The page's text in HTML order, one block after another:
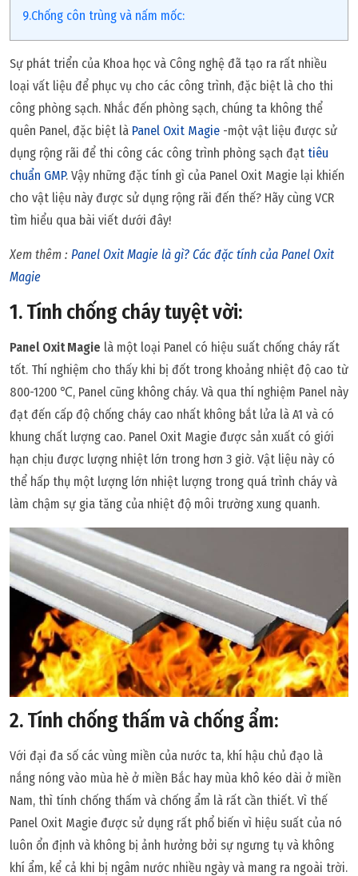
9.Chống côn trùng và nấm mốc:
Sự phát triển của Khoa học và Công nghệ đã tạo ra rất nhiều
loại vất liệu để phục vụ cho các công trình, đặc biệt là cho thi
công phòng sạch. Nhắc đến phòng sạch, chúng ta không thể
quên Panel, đặc biệt là Panel Oxit Magie -một vật liệu được sử
dụng rộng rãi để thi công các công trình phòng sạch đạt tiêu
chuẩn GMP. Vậy những đặc tính gì của Panel Oxit Magie lại khiến
cho vật liệu này được sử dụng rộng rãi đến thế? Hãy cùng VCR
tìm hiểu qua bài viết dưới đây!
Xem thêm : Panel Oxit Magie là gì? Các đặc tính của Panel Oxit
Magie
1. Tính chống cháy tuyệt vời:
Panel Oxit Magie là một loại Panel có hiệu suất chống cháy rất
tốt. Thí nghiệm cho thấy khi bị đốt trong khoảng nhiệt độ cao từ
800-1200 ℃, Panel cũng không cháy. Và qua thí nghiệm Panel này
đạt đến cấp độ chống cháy cao nhất không bắt lửa là A1 và có
khung chất lượng cao. Panel Oxit Magie được sản xuất có giới
hạn chịu được lượng nhiệt lớn trong hơn 3 giờ. Vật liệu này có
thể hấp thụ một lượng lớn nhiệt lượng trong quá trình cháy và
làm chậm sự gia tăng của nhiệt độ môi trường xung quanh.
2. Tính chống thấm và chống ẩm:
Với đại đa số các vùng miền của nước ta, khí hậu chủ đạo là
nắng nóng vào mùa hè ở miền Bắc hay mùa khô kéo dài ở miền
Nam, thì tính chống thấm và chống ẩm là rất cần thiết. Vì thế
Panel Oxit Magie được sử dụng rất phổ biến vì hiệu suất của nó
luôn ổn định và không bị ảnh hưởng bởi sự ngưng tụ và không
khí ẩm, kể cả khi bị ngâm nước nhiều ngày và mang ra ngoài trời.